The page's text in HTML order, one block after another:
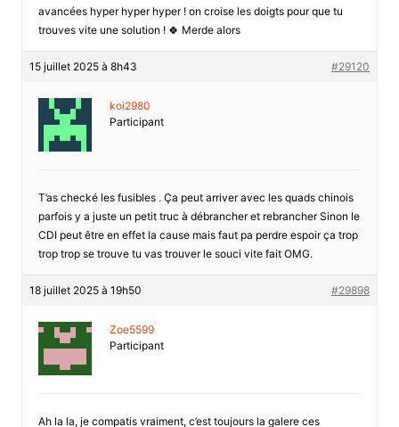
avancées hyper hyper hyper ! on croise les doigts pour que tu
trouves vite une solution ! 🍀 Merde alors
15 juillet 2025 à 8h43 #29120
koi2980
Participant
T’as checké les fusibles . Ça peut arriver avec les quads chinois
parfois y a juste un petit truc à débrancher et rebrancher Sinon le
CDI peut être en effet la cause mais faut pa perdre espoir ça trop
trop trop se trouve tu vas trouver le souci vite fait OMG.
18 juillet 2025 à 19h50 #29898
Zoe5599
Participant
Ah la la, je compatis vraiment, c’est toujours la galere ces